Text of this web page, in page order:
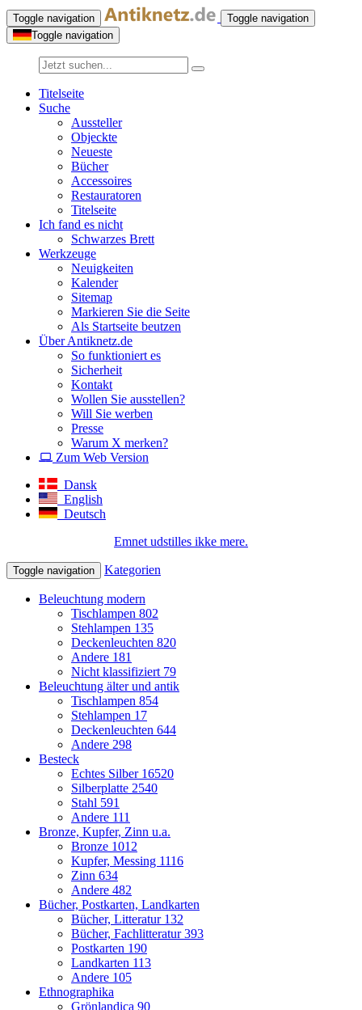
Toggle navigation
Toggle navigation
Toggle navigation
Titelseite
Suche
Aussteller
Objeckte
Neueste
Bücher
Accessoires
Restauratoren
Titelseite
Ich fand es nicht
Schwarzes Brett
Werkzeuge
Neuigkeiten
Kalender
Sitemap
Markieren Sie die Seite
Als Startseite beutzen
Über Antiknetz.de
So funktioniert es
Sicherheit
Kontakt
Wollen Sie ausstellen?
Will Sie werben
Presse
Warum X merken?
Zum Web Version
Dansk
English
Deutsch
Emnet udstilles ikke mere.
Toggle navigation Kategorien
Beleuchtung modern
Tischlampen 802
Stehlampen 135
Deckenleuchten 820
Andere 181
Nicht klassifiziert 79
Beleuchtung älter und antik
Tischlampen 854
Stehlampen 17
Deckenleuchten 644
Andere 298
Besteck
Echtes Silber 16520
Silberplatte 2540
Stahl 591
Andere 111
Bronze, Kupfer, Zinn u.a.
Bronze 1012
Kupfer, Messing 1116
Zinn 634
Andere 482
Bücher, Postkarten, Landkarten
Bücher, Litteratur 132
Bücher, Fachlitteratur393
Postkarten 190
Landkarten 113
Andere 105
Ethnographika
Grönlandica 90